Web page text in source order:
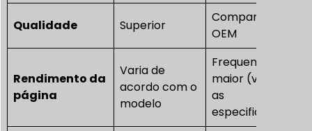
Qualidade Superior
Comparável ao
OEM
Rendimento da
página
Varia de
acordo com o
modelo
Frequentemente
maior (verifique
as
especificações)